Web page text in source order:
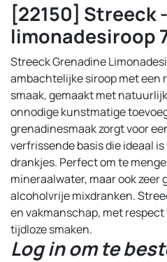
[22150] Streeck
limonadesiroop
Streeck Grenadine
ambachtelijke siroop met
smaak, gemaakt met
onnodige kunstmatige
grenadinesmaak zorgt voor
verfrissende basis die ideaal
drankjes. Perfect om te
mineraalwater, maar ook zeer
alcoholvrije mixdranken.
en vakmanschap, met
tijdloze smaken.
Log in om te